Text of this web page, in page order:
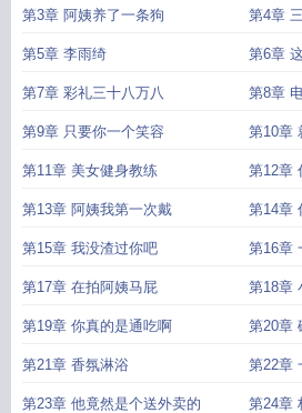
姐 在线阅读什么情况下叫阿姨什么情况叫姐姐
么阿姨叫姐姐什么歌
什么阿姨明明都是姐姐笔
都是姐姐李明
什么阿姨明明都是姐姐萝卜 什么
姨明明都是姐姐全文阅读笔趣阁
阿姨叫姐姐是
姐 笔趣阁明明都是姐姐百科 什么阿姨明明都是
是姐姐 女主为什么又是阿姨呀 明明都是姐姐的
第3章 阿姨养了一条狗 第4章
第5章 李雨绮 第6章
第7章 彩礼三十八万八 第8章
第9章 只要你一个笑容 第10章
第11章 美女健身教练 第12章
第13章 阿姨我第一次戴 第14章
第15章 我没渣过你吧 第16章
第17章 在拍阿姨马屁 第18章
第19章 你真的是通吃啊 第20章
第21章 香氛淋浴 第22章
第23章 他竟然是个送外卖的 第24章